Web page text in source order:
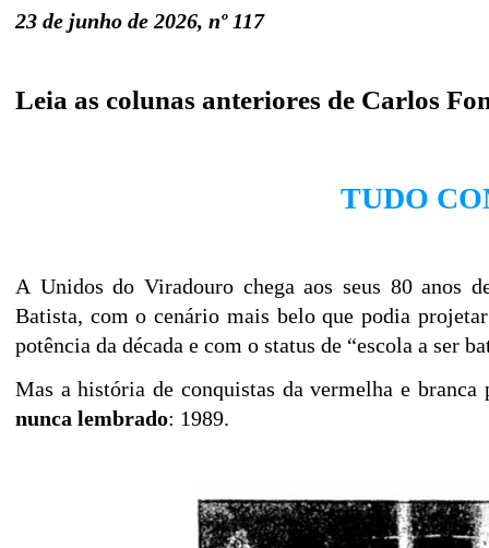
23 de junho de 2026, nº 117
Leia as colunas anteriores de Carlos
TUDO
A Unidos do Viradouro chega aos seus 80 anos
Batista, com o cenário mais belo que podia
potência da década e com o status de “escola a ser
Mas a história de conquistas da vermelha e branca
nunca lembrado: 1989.